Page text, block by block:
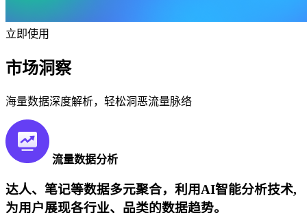
立即使用
市场洞察
海量数据深度解析，轻松洞恶流量脉络
流量数据分析
达人、笔记等数据多元聚合，利用AI智能分析技术,
为用户展现各行业、品类的数据趋势。